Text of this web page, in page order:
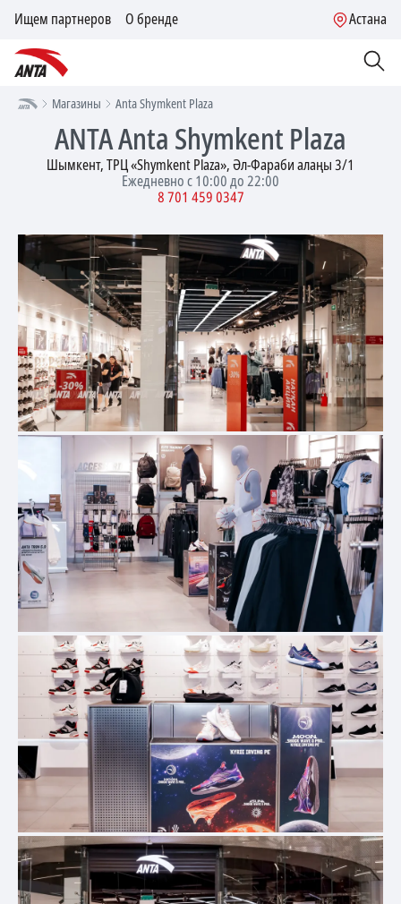
Ищем партнеров О бренде Астана
Магазины Anta Shymkent Plaza
ANTAAnta Shymkent Plaza
Шымкент, ТРЦ «Shymkent Plaza», Әл-Фараби алаңы 3/1
Ежедневно с 10:00 до 22:00
8 701 459 0347